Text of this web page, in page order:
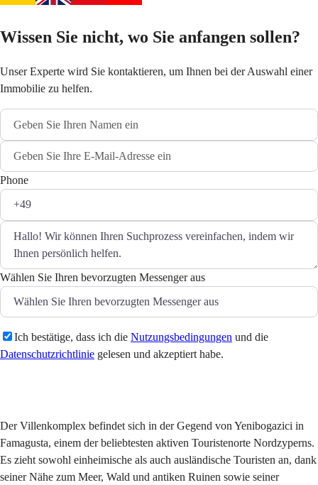
Wissen Sie nicht, wo Sie anfangen sollen?
Unser Experte wird Sie kontaktieren, um Ihnen bei der Auswahl einer
Immobilie zu helfen.
Phone
Wählen Sie Ihren bevorzugten Messenger aus
Ich bestätige, dass ich die Nutzungsbedingungen und die
Datenschutzrichtlinie gelesen und akzeptiert habe.
Der Villenkomplex befindet sich in der Gegend von Yenibogazici in
Famagusta, einem der beliebtesten aktiven Touristenorte Nordzyperns.
Es zieht sowohl einheimische als auch ausländische Touristen an, dank
seiner Nähe zum Meer, Wald und antiken Ruinen sowie seiner